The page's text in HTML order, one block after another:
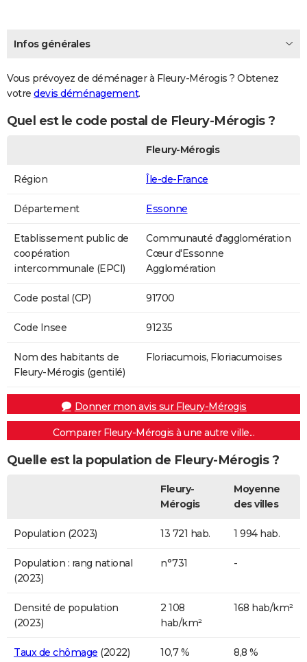
Infos générales
Vous prévoyez de déménager à Fleury-Mérogis ? Obtenez
votre devis déménagement.
Quel est le code postal de Fleury-Mérogis ?
Fleury-Mérogis
Région Île-de-France
Département Essonne
Etablissement public de
coopération
intercommunale (EPCI)
Communauté d'agglomération
Cœur d'Essonne
Agglomération
Code postal (CP) 91700
Code Insee 91235
Nom des habitants de
Fleury-Mérogis (gentilé)
Floriacumois, Floriacumoises
Donner mon avis sur Fleury-Mérogis
Comparer Fleury-Mérogis à une autre ville...
Quelle est la population de Fleury-Mérogis ?
Fleury-
Mérogis
Moyenne
des villes
Population (2023) 13 721 hab. 1 994 hab.
Population : rang national
(2023)
n°731 -
Densité de population
(2023)
2 108
hab/km²
168 hab/km²
Taux de chômage (2022) 10,7 % 8,8 %